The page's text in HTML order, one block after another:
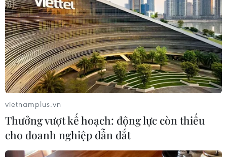
Ông Assange bị mở lại cuộc điều tra về
cáo buộc xâm hại tình dục
13/05/2019 10:46
Các công tố viên Thụy Điển thông báo đã mở lại cuộc
điều tra năm 2010 đối với nhà sáng lập WikiLeaks, ông
Julian Assange, về cáo buộc xâm hại tình dục.
vietnamplus.vn
Thưởng vượt kế hoạch: động lực còn thiếu
cho doanh nghiệp dẫn dắt